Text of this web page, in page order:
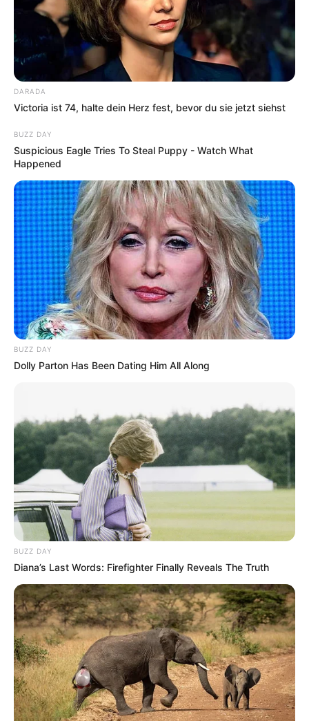
DARADA
Victoria ist 74, halte dein Herz fest, bevor du sie jetzt siehst
BUZZ DAY
Suspicious Eagle Tries To Steal Puppy - Watch What
Happened
BUZZ DAY
Dolly Parton Has Been Dating Him All Along
BUZZ DAY
Diana’s Last Words: Firefighter Finally Reveals The Truth